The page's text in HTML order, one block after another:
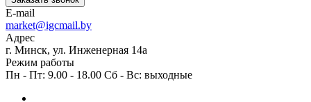
E-mail
market@igcmail.by
Адрес
г. Минск, ул. Инженерная 14а
Режим работы
Пн - Пт: 9.00 - 18.00 Сб - Вс: выходные